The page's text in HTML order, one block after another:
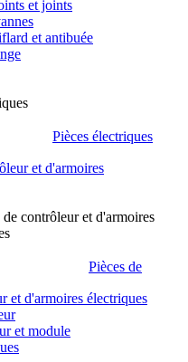
et joints
et antibuée
Pièces électriques
et d'armoires
de contrôleur et d'armoires
Pièces de
et d'armoires électriques
et module